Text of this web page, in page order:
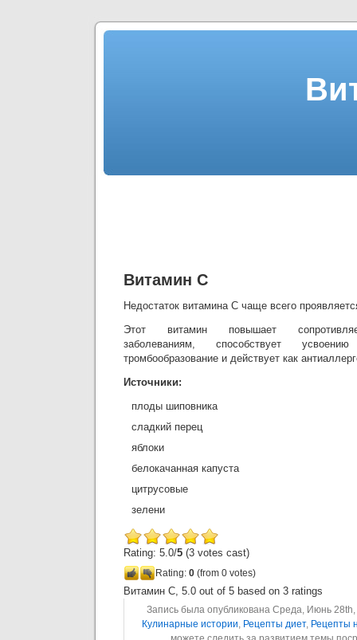
Витамин С
Недостаток витамина С чаще всего
Этот витамин повышает
заболеваниям, способствует
тромбообразование и действует как
Источники:
плоды шиповника
сладкий перец
яблоки
белокачанная капуста
цитрусовые
зелени
Rating: 5.0/5 (3 votes cast)
Rating: 0 (from 0 votes)
Витамин С, 5.0 out of 5 based on 3 ratings
Запись была опубликована Среда, Июнь 28th,
Кулинарные истории, Рецепты диет, Рецепты